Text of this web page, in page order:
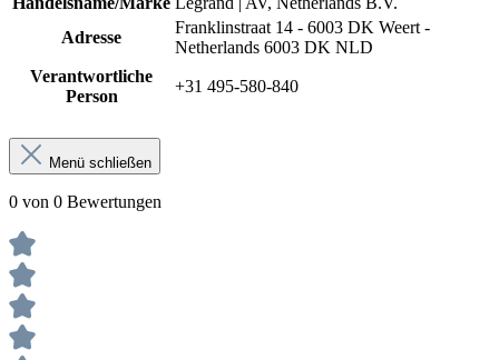
Adresse
Franklinstraat 14 - 6003 DK Weert -
Netherlands 6003 DK NLD
Verantwortliche
Person
+31 495-580-840
Menü schließen
0 von 0 Bewertungen